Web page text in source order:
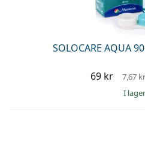
SOLOCARE AQUA
69 kr 7,67 kr
I lager